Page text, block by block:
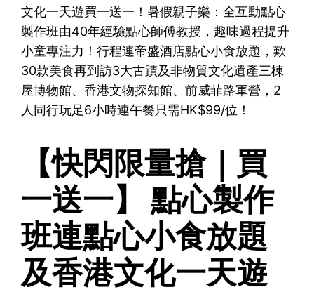
文化一天遊買一送一！暑假親子樂：全互動點心
製作班由40年經驗點心師傅教授，趣味過程提升
小童專注力！行程連帝盛酒店點心小食放題，歎
30款美食再到訪3大古蹟及非物質文化遺產三棟
屋博物館、香港文物探知館、前威菲路軍營，2
人同行玩足6小時連午餐只需HK$99/位！
【快閃限量搶｜買
一送一】 點心製作
班連點心小食放題
及香港文化一天遊